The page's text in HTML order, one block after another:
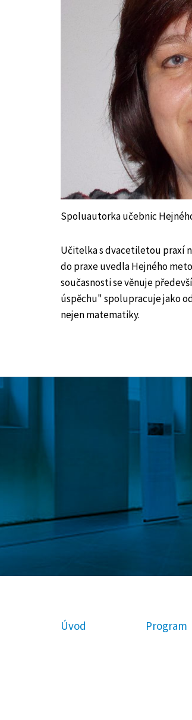
Spoluautorka učebnic
Učitelka s dvacetiletou praxí
do praxe uvedla Hejného
současnosti se věnuje
úspěchu" spolupracuje jako
nejen matematiky.
Úvod Program